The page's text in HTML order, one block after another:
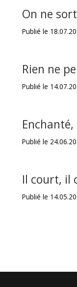
On ne
Publié le
Rien ne
Publié le
Enchanté,
Publié le
Il court, il
Publié le